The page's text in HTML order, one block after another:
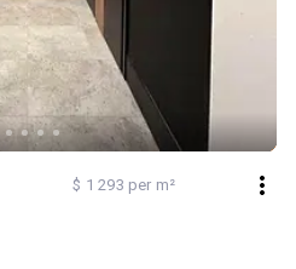
$ 1 293 per m²